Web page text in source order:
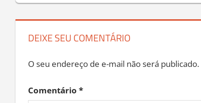
DEIXE SEU COMENTÁRIO
O seu endereço de e-mail não será publicado.
Comentário *